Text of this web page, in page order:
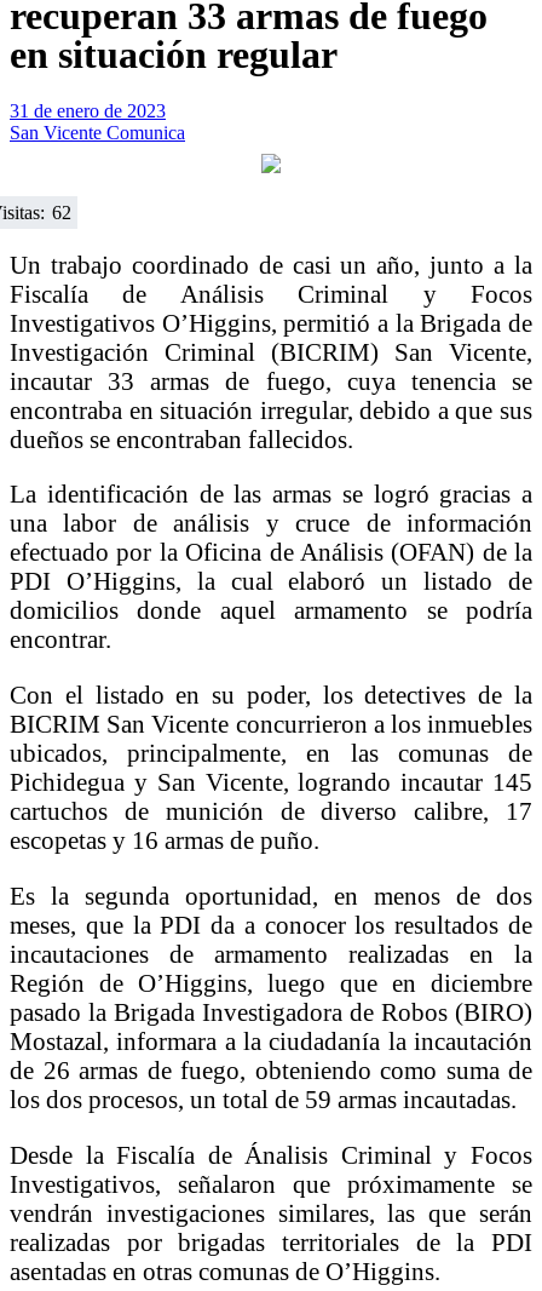
recuperan 33 armas de fuego
en situación regular
31 de enero de 2023
San Vicente Comunica
62
Un trabajo coordinado de casi un año, junto a la
Fiscalía de Análisis Criminal y Focos
Investigativos O’Higgins, permitió a la Brigada de
Investigación Criminal (BICRIM) San Vicente,
incautar 33 armas de fuego, cuya tenencia se
encontraba en situación irregular, debido a que sus
dueños se encontraban fallecidos.
La identificación de las armas se logró gracias a
una labor de análisis y cruce de información
efectuado por la Oficina de Análisis (OFAN) de la
PDI O’Higgins, la cual elaboró un listado de
domicilios donde aquel armamento se podría
encontrar.
Con el listado en su poder, los detectives de la
BICRIM San Vicente concurrieron a los inmuebles
ubicados, principalmente, en las comunas de
Pichidegua y San Vicente, logrando incautar 145
cartuchos de munición de diverso calibre, 17
escopetas y 16 armas de puño.
Es la segunda oportunidad, en menos de dos
meses, que la PDI da a conocer los resultados de
incautaciones de armamento realizadas en la
Región de O’Higgins, luego que en diciembre
pasado la Brigada Investigadora de Robos (BIRO)
Mostazal, informara a la ciudadanía la incautación
de 26 armas de fuego, obteniendo como suma de
los dos procesos, un total de 59 armas incautadas.
Desde la Fiscalía de Ánalisis Criminal y Focos
Investigativos, señalaron que próximamente se
vendrán investigaciones similares, las que serán
realizadas por brigadas territoriales de la PDI
asentadas en otras comunas de O’Higgins.